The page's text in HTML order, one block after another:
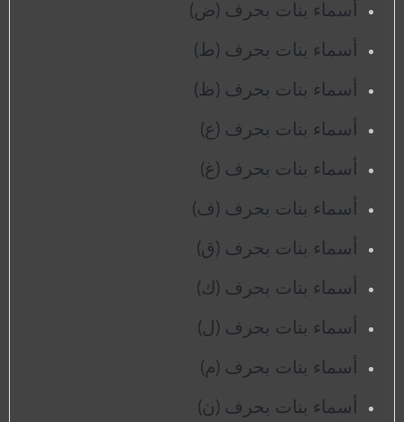
أسماء بنات بحرف (ض)
أسماء بنات بحرف (ط)
أسماء بنات بحرف (ظ)
أسماء بنات بحرف (ع)
أسماء بنات بحرف (غ)
أسماء بنات بحرف (ف)
أسماء بنات بحرف (ق)
أسماء بنات بحرف (ك)
أسماء بنات بحرف (ل)
أسماء بنات بحرف (م)
أسماء بنات بحرف (ن)